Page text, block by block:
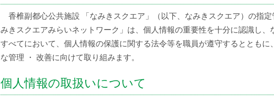
香椎副都心公共施設 「なみきスクエア」（以下、なみきスクエア）の指
みきスクエアみらいネットワーク」は、個人情報の重要性を十分に認識し、
すべてにおいて、個人情報の保護に関する法令等を職員が遵守するとともに
な管理 ・ 改善に向けて取り組みます。
個人情報の取扱いについて